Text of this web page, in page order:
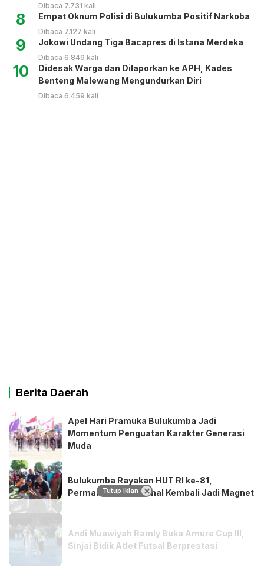
Dibaca 7.731 kali
8 Empat Oknum Polisi di Bulukumba Positif Narkoba
Dibaca 7.127 kali
9 Jokowi Undang Tiga Bacapres di Istana Merdeka
Dibaca 6.849 kali
10
Didesak Warga dan Dilaporkan ke APH, Kades
Benteng Malewang Mengundurkan Diri
Dibaca 6.459 kali
Berita Daerah
Apel Hari Pramuka Bulukumba Jadi
Momentum Penguatan Karakter Generasi
Muda
Bulukumba Rayakan HUT RI ke-81,
Permainan Tradisional Kembali Jadi Magnet
Andi Muawiyah Ramly Buka Amure Cup III,
Sinjai Bidik Atlet Futsal Berprestasi
Tutup Iklan